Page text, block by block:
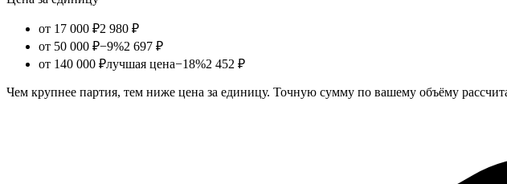
от 17 000 ₽2 980 ₽
от 50 000 ₽−9%2 697 ₽
от 140 000 ₽лучшая цена−18%2 452 ₽
Чем крупнее партия, тем ниже цена за единицу. Точную сумму по вашему объёму